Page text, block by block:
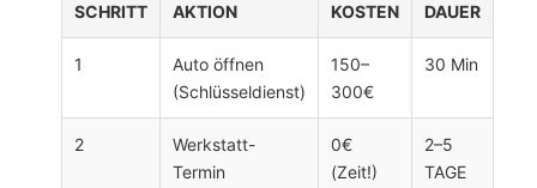
SCHRITT AKTION KOSTEN DAUER
1
Auto öffnen
(Schlüsseldienst)
150–
300€
30 Min
2
Werkstatt-
Termin
0€
(Zeit!)
2–5
TAGE